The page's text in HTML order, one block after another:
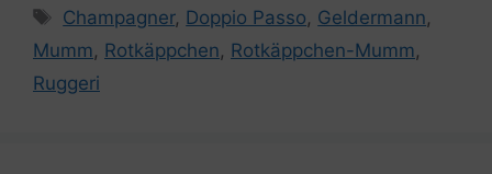
Schlagwörter
Champagner, Doppio Passo, Geldermann,
Mumm, Rotkäppchen, Rotkäppchen-Mumm,
Ruggeri